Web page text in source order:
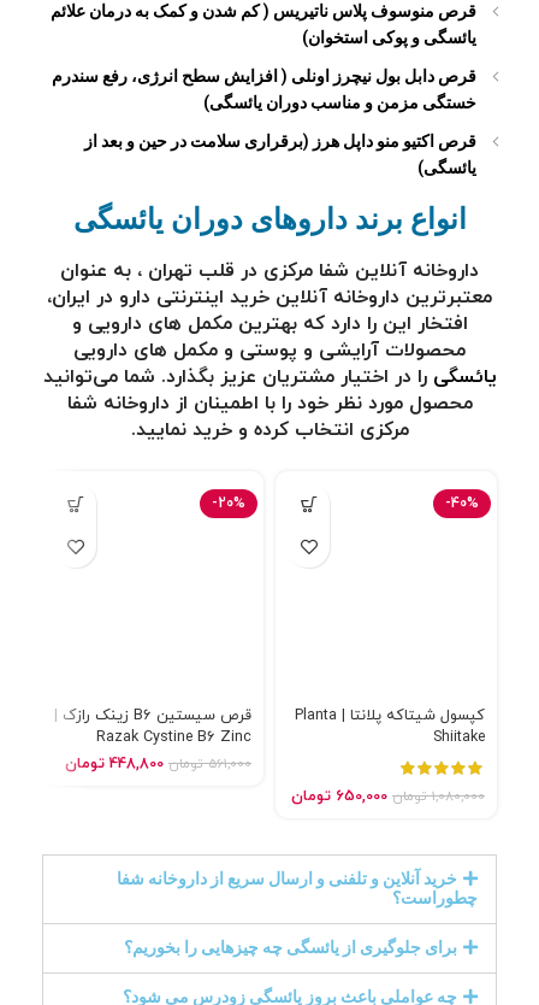
قرص منوسوف پلاس ناتیریس ( کم شدن و کمک به درمان علائم
یائسگی و پوکی استخوان)
قرص دابل بول نیچرز اونلی ( افزایش سطح انرژی، رفع سندرم
خستگی مزمن و مناسب دوران یائسگی)
قرص اکتیو منو داپل هرز (برقراری سلامت در حین و بعد از
یائسگی)
انواع برند داروهای دوران یائسگی
داروخانه آنلاین شفا مرکزی در قلب تهران ، به عنوان
معتبرترین داروخانه آنلاین خرید اینترنتی دارو در ایران،
افتخار این را دارد که بهترین مکمل های دارویی و
محصولات آرایشی و پوستی و مکمل های دارویی
یائسگی را در اختیار مشتریان عزیز بگذارد. شما می‌توانید
محصول مورد نظر خود را با اطمینان از داروخانه شفا
مرکزی انتخاب کرده و خرید نمایید.
-40%
کپسول شیتاکه پلانتا | Planta
Shiitake
1,080,000 تومان 650,000 تومان
-20%
قرص سیستین B6 زینک رازک |
Razak Cystine B6 Zinc
561,000 تومان 448,800 تومان
خرید آنلاین و تلفنی و ارسال سریع از داروخانه شفا
چطوراست؟
برای جلوگیری از یائسگی چه چیزهایی را بخوریم؟
چه عواملی باعث بروز یائسگی زودرس می شود؟